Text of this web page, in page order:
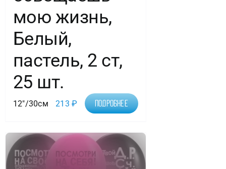
мою жизнь,
Белый,
пастель, 2 ст,
25 шт.
12"/30см 213₽ Подробнее